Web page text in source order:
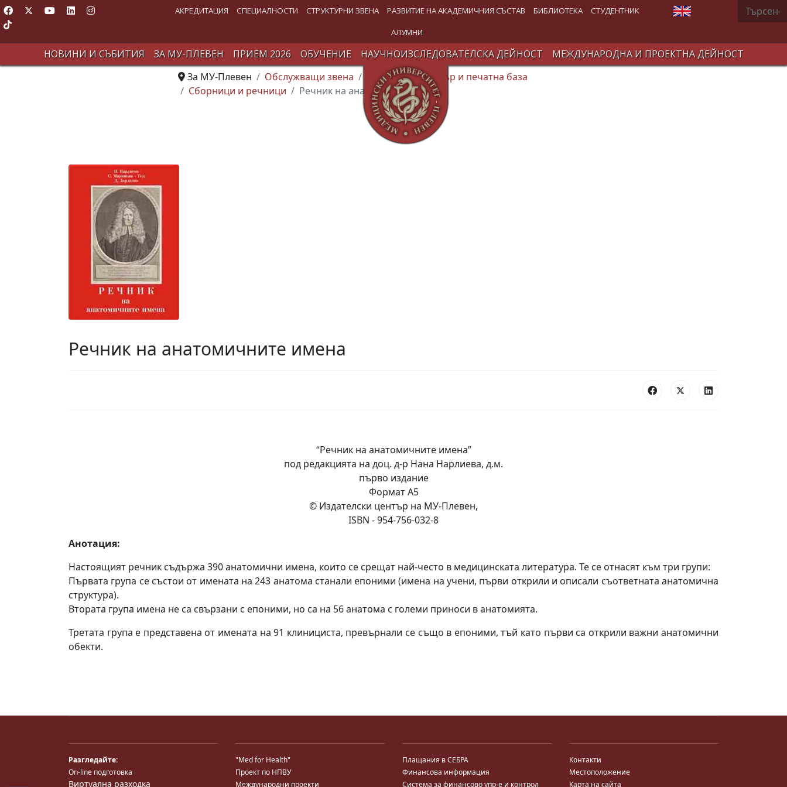
АКРЕДИТАЦИЯ СПЕЦИАЛНОСТИ СТРУКТУРНИ ЗВЕНА РАЗВИТИЕ НА АКАДЕМИЧНИЯ СЪСТАВ БИБЛИОТЕКА СТУДЕНТНИК
АЛУМНИ
Изберете език Търсене
НОВИНИ И СЪБИТИЯ ЗА МУ-ПЛЕВЕН ПРИЕМ 2026 ОБУЧЕНИЕ НАУЧНОИЗСЛЕДОВАТЕЛСКА ДЕЙНОСТ
МЕЖДУНАРОДНА И ПРОЕКТНА ДЕЙНОСТ
За МУ-Плевен
Обслужващи звена
Издателски център и печатна база
Сборници и речници
Речник на анатомичните имена
Речник на анатомичните имена
“Речник на анатомичните имена”
под редакцията на доц. д-р Нана Нарлиева, д.м.
първо издание
Формат А5
© Издателски център на МУ-Плевен,
ISBN - 954-756-032-8
Анотация:
Настоящият речник съдържа 390 анатомични имена, които се срещат най-често в медицинската литература. Те се отнасят към три групи:
Първата група се състои от имената на 243 анатомa станали епоними (имена на учени, първи открили и описали съответната анатомична
структура).
Втората група имена не са свързани с епоними, но са на 56 анатомa с големи приноси в анатомията.
Третата група е представена от имената на 91 клиницистa, превърнали се също в епоними, тъй като първи са открили важни анатомични
обекти.
Разгледайте:
On-line подготовка
Виртуална разходка
"Med for Health"
Проект по НПВУ
Международни проекти
Плащания в СЕБРА
Финансова информация
Система за финансово упр-е и контрол
Контакти
Местоположение
Карта на сайта